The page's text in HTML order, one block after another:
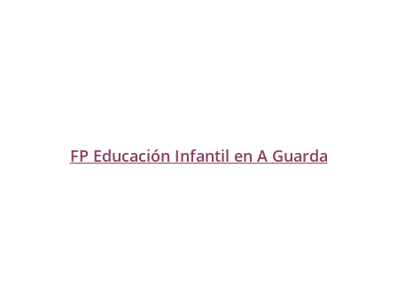
FP Educación Infantil en A Guarda